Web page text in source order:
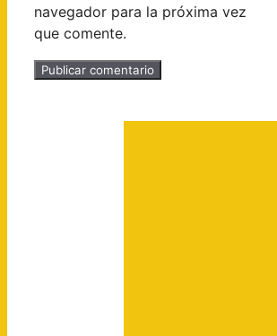
navegador para la próxima vez
que comente.